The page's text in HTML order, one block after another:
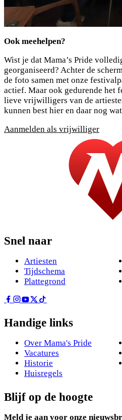
Ook meehelpen?
Wist je dat Mama’s Pride
georganiseerd? Achter de
de foto samen met onze
actief. Maar ook gedurende het
lieve vrijwilligers van de
kunnen best hier en daar nog
Aanmelden als vrijwilliger
Snel naar
Artiesten
Tijdschema
Plattegrond
Handige links
Over Mama's Pride
Vacatures
Historie
Huisregels
Blijf op de hoogte
Meld je aan voor onze